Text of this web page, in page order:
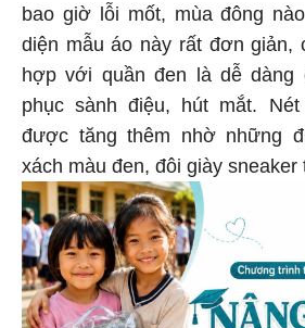
bao giờ lỗi mốt, mùa đông
diện mẫu áo này rất đơn giản,
hợp với quần đen là dễ dàng
phục sành điệu, hút mắt.
được tăng thêm nhờ những
xách màu đen, đôi giày sneaker